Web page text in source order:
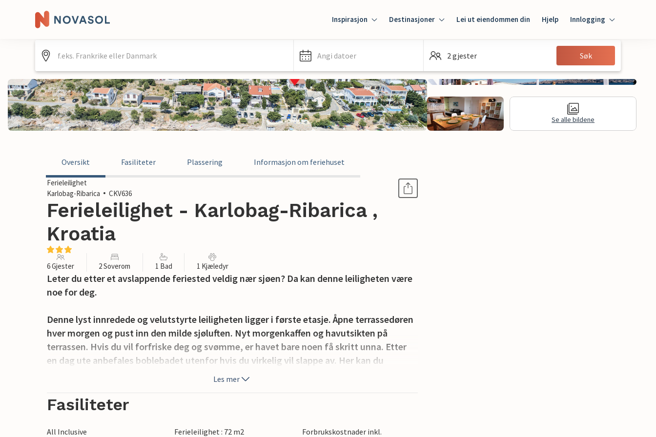
Inspirasjon Destinasjoner Lei ut eiendommen din Hjelp Innlogging
Innlogging
Gjest
Angi datoer 2 gjester Søk
Se alle bildene
Oversikt Fasiliteter Plassering Informasjon om feriehuset
Ferieleilighet
Karlobag-Ribarica
CKV636
Ferieleilighet - Karlobag-Ribarica ,
Kroatia
6 Gjester 2 Soverom 1 Bad 1 Kjæledyr
Leter du etter et avslappende feriested veldig nær sjøen? Da kan denne leiligheten være
noe for deg.
Denne lyst innredede og velutstyrte leiligheten ligger i første etasje. Åpne terrassedøren
hver morgen og pust inn den milde sjøluften. Nyt morgenkaffen og havutsikten på
terrassen. Hvis du vil forfriske deg og svømme, er havet bare noen få skritt unna. Etter
en dag ute anbefales boblebadet utenfor hvis du virkelig vil slappe av. Her kan du
avslutte dagen med din favorittcocktail.
Leiligheten har en inngjerdet, felles tomt hvor du kan slappe av i hagemøblene eller på
Les mer
Fasiliteter
All Inclusive Ferieleilighet : 72 m2
Forbrukskostnader inkl.